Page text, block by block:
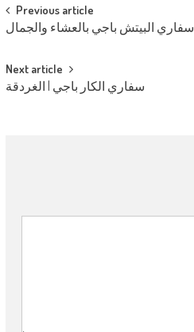
Previous article
سفاري البيتش باجي بالعشاء والجمال
Next article
سفاري الكار باجي | الغردقة